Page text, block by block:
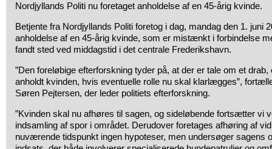
Nordjyllands Politi nu foretaget anholdelse af en 45-årig kvinde.
Betjente fra Nordjyllands Politi foretog i dag, mandag den 1. juni
anholdelse af en 45-årig kvinde, som er mistænkt i forbindelse
fandt sted ved middagstid i det centrale Frederikshavn.
”Den foreløbige efterforskning tyder på, at der er tale om et
anholdt kvinden, hvis eventuelle rolle nu skal klarlægges”,
Søren Pejtersen, der leder politiets efterforskning.
”Kvinden skal nu afhøres til sagen, og sideløbende fortsætter vi
indsamling af spor i området. Derudover foretages afhøring af
nuværende tidspunkt ingen hypoteser, men undersøger sagens